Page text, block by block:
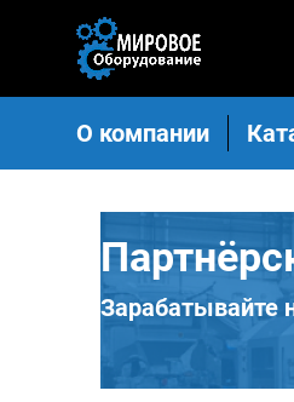
О компании
Зарабатывайте